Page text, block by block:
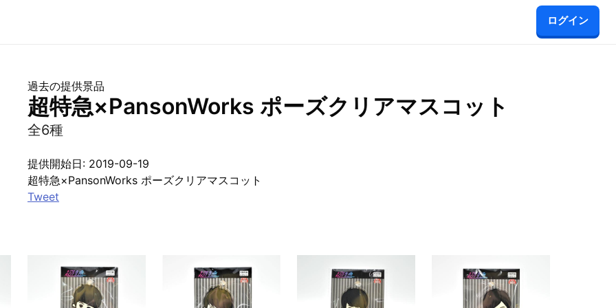
ログイン
過去の提供景品
超特急×PansonWorks ポーズクリアマスコット
全6種
提供開始日: 2019-09-19
超特急×PansonWorks ポーズクリアマスコット
Tweet